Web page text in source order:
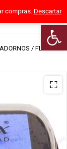
Abrir
compras. Descartar
0
/ FLORES